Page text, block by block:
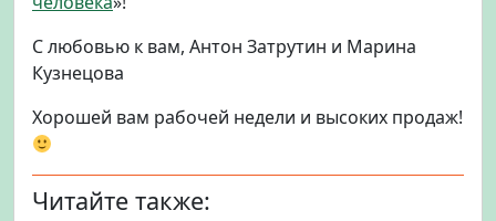
С любовью к вам, Антон Затрутин и Марина
Кузнецова
Хорошей вам рабочей недели и высоких продаж!
Читайте также: